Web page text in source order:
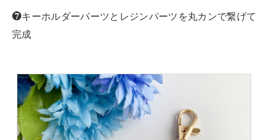
❼キーホルダーパーツとレジンパーツを丸カンで繋げて
完成